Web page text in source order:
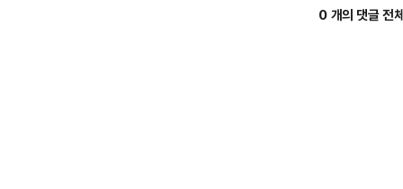
0 개의 댓글 전